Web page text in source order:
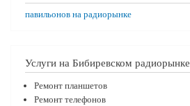
павильонов на радиорынке
Услуги на Бибиревском радиорынке
Ремонт планшетов
Ремонт телефонов